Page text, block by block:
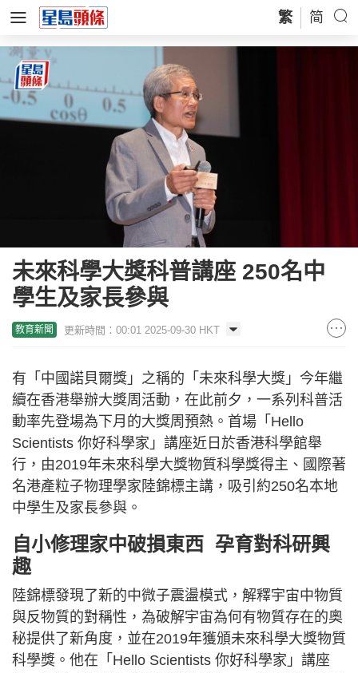
繁 简
未來科學大獎科普講座 250名中
學生及家長參與
教育新聞 更新時間：00:01 2025-09-30 HKT
有「中國諾貝爾獎」之稱的「未來科學大獎」今年繼
續在香港舉辦大獎周活動，在此前夕，一系列科普活
動率先登場為下月的大獎周預熱。首場「Hello
Scientists 你好科學家」講座近日於香港科學館舉
行，由2019年未來科學大獎物質科學獎得主、國際著
名港產粒子物理學家陸錦標主講，吸引約250名本地
中學生及家長參與。
自小修理家中破損東西 孕育對科研興
趣
陸錦標發現了新的中微子震盪模式，解釋宇宙中物質
與反物質的對稱性，為破解宇宙為何有物質存在的奧
秘提供了新角度，並在2019年獲頒未來科學大獎物質
科學獎。他在「Hello Scientists 你好科學家」講座